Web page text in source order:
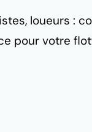
loueurs :
pour votre